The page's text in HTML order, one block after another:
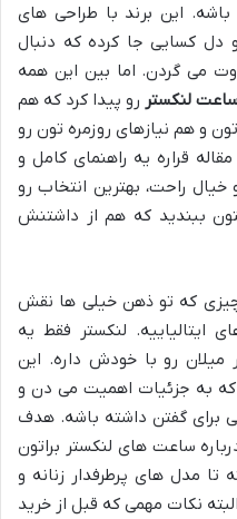
این برند با طراحی های
کسایی جا کرده که دنبال
می گردن. اما بین این همه
لنکستر رو پیدا کرد که هم
و هم نیازهای روزمره تون رو
قراره یه راهنمای کامل و
راحت، بهترین انتخاب رو
ببندید که هم از داشتنش
چیزی که تو ذهن خیلی ها نقش
ایتالیاییه. لنکستر فقط یه
رو با خودش داره. این
به جزئیات اهمیت می دن و
برای گفتن داشته باشه. هدف
ساعت های لنکستر براتون
تا مدل های پرطرفدار زنانه و
نکات مهمی که قبل از خرید